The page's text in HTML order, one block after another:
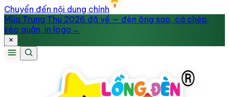
Chuyển đến nội dung chính
Mùa Trung Thu 2026 đã về — đèn ông sao, cá chép,
kéo quân, in logo →